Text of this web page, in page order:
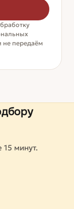
передаём
15 минут.